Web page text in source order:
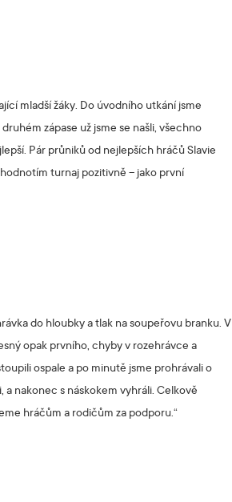
mladší žáky. Do úvodního utkání jsme
zápase už jsme se našli, všechno
Pár průniků od nejlepších hráčů Slavie
turnaj pozitivně – jako první
do hloubky a tlak na soupeřovu branku. V
opak prvního, chyby v rozehrávce a
ospale a po minutě jsme prohrávali o
a nakonec s náskokem vyhráli. Celkově
hráčům a rodičům za podporu.“